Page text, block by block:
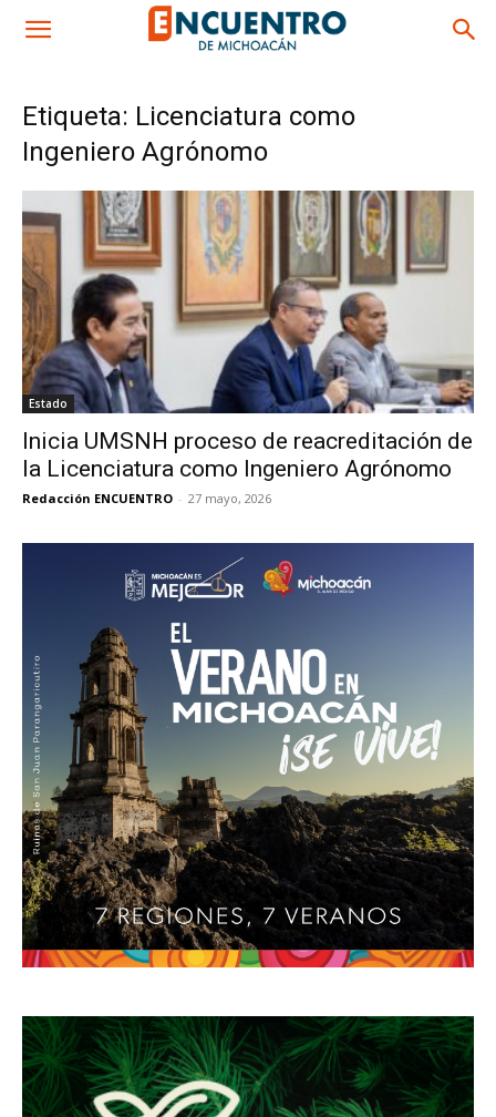
Etiqueta: Licenciatura como
Ingeniero Agrónomo
Estado
Inicia UMSNH proceso de reacreditación de
la Licenciatura como Ingeniero Agrónomo
Redacción ENCUENTRO - 27 mayo, 2026